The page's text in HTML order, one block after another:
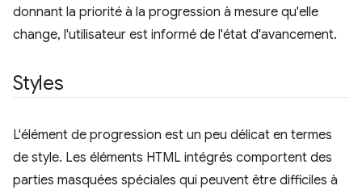
donnant la priorité à la progression à mesure qu'elle
change, l'utilisateur est informé de l'état d'avancement.
Styles
L'élément de progression est un peu délicat en termes
de style. Les éléments HTML intégrés comportent des
parties masquées spéciales qui peuvent être difficiles à